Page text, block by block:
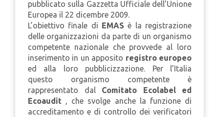
pubblicato sulla Gazzetta Ufficiale dell’Unione
Europea il 22 dicembre 2009.
L’obiettivo finale di EMASè la registrazione
delle organizzazioni da parte di un organismo
competente nazionale che provvede al loro
inserimento in un apposito registro europeo
ed alla loro pubblicizzazione. Per l’Italia
questo organismo competente è
rappresentato dal Comitato Ecolabel ed
Ecoaudit , che svolge anche la funzione di
accreditamento e di controllo dei verificatori